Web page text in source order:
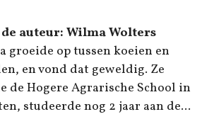
auteur: Wilma Wolters
groeide op tussen koeien en
en vond dat geweldig. Ze
de Hogere Agrarische School in
studeerde nog 2 jaar aan de...